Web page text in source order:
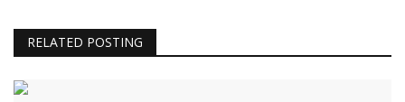
RELATED POSTING